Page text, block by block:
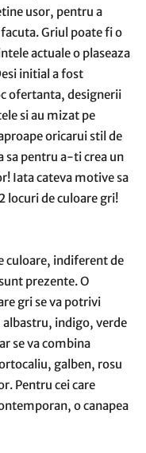
usor, pentru a
Griul poate fi o
actuale o plaseaza
initial a fost
ofertanta, designerii
si au mizat pe
oricarui stil de
sa pentru a-ti crea un
Iata cateva motive sa
locuri de culoare gri!
culoare, indiferent de
prezente. O
gri se va potrivi
indigo, verde
se va combina
galben, rosu
Pentru cei care
o canapea